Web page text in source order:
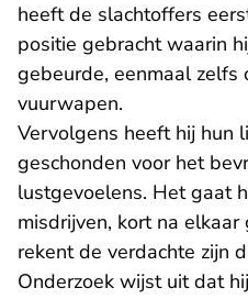
heeft de slachtoffers
positie gebracht waarin
gebeurde, eenmaal zelfs
vuurwapen.
Vervolgens heeft hij hun
geschonden voor het
lustgevoelens. Het gaat
misdrijven, kort na
rekent de verdachte zijn
Onderzoek wijst uit dat